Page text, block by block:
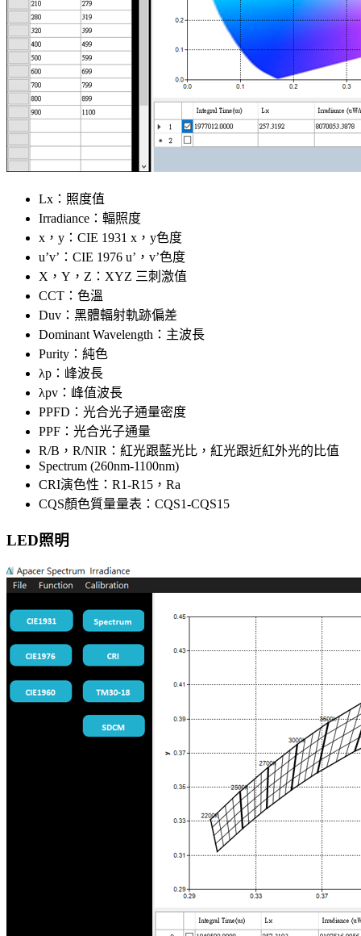
Lx：照度值
Irradiance：輻照度
x，y：CIE 1931 x，y色度
u’v’：CIE 1976 u’，v’色度
X，Y，Z：XYZ 三刺激值
CCT：色溫
Duv：黑體輻射軌跡偏差
Dominant Wavelength：主波長
Purity：純色
λp：峰波長
λpv：峰值波長
PPFD：光合光子通量密度
PPF：光合光子通量
R/B，R/NIR：紅光跟藍光比，紅光跟近紅外光的比值
Spectrum (260nm-1100nm)
CRI演色性：R1-R15，Ra
CQS顏色質量量表：CQS1-CQS15
LED照明